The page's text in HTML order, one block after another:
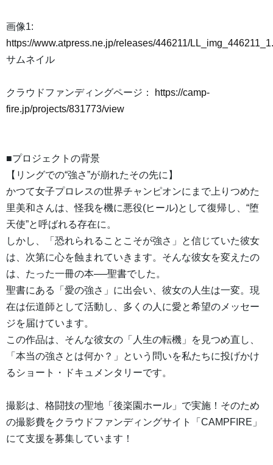
画像1:
https://www.atpress.ne.jp/releases/446211/
サムネイル
クラウドファンディングページ：
https://camp-
fire.jp/projects/831773/view
■プロジェクトの背景
【リングでの“強さ”が崩れたその先に】
かつて女子プロレスの世界チャンピオンにまで上りつめた
里美和さんは、怪我を機に悪役(ヒール)として復帰し、“堕
天使”と呼ばれる存在に。
しかし、「恐れられることこそが強さ」と信じていた彼女
は、次第に心を蝕まれていきます。そんな彼女を変えたの
は、たった一冊の本──聖書でした。
聖書にある「愛の強さ」に出会い、彼女の人生は一変。現
在は伝道師として活動し、多くの人に愛と希望のメッセー
ジを届けています。
この作品は、そんな彼女の「人生の転機」を見つめ直し、
「本当の強さとは何か？」という問いを私たちに投げかけ
るショート・ドキュメンタリーです。
撮影は、格闘技の聖地「後楽園ホール」で実施！そのため
の撮影費をクラウドファンディングサイト「CAMPFIRE」
にて支援を募集しています！